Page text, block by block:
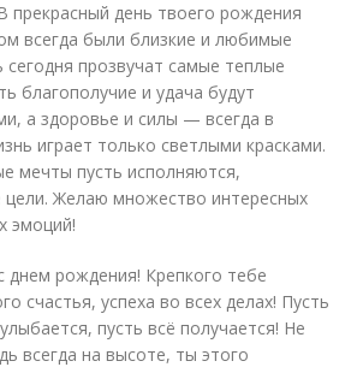
прекрасный день твоего рождения
всегда были близкие и любимые
сегодня прозвучат самые теплые
благополучие и удача будут
а здоровье и силы — всегда в
играет только светлыми красками.
мечты пусть исполняются,
Желаю множество интересных
эмоций!
днем рождения! Крепкого тебе
счастья, успеха во всех делах! Пусть
пусть всё получается! Не
всегда на высоте, ты этого